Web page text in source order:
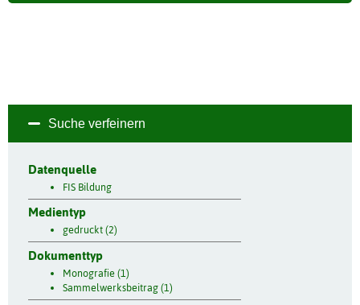
Suche verfeinern
Datenquelle
FIS Bildung
Medientyp
gedruckt (2)
Dokumenttyp
Monografie (1)
Sammelwerksbeitrag (1)